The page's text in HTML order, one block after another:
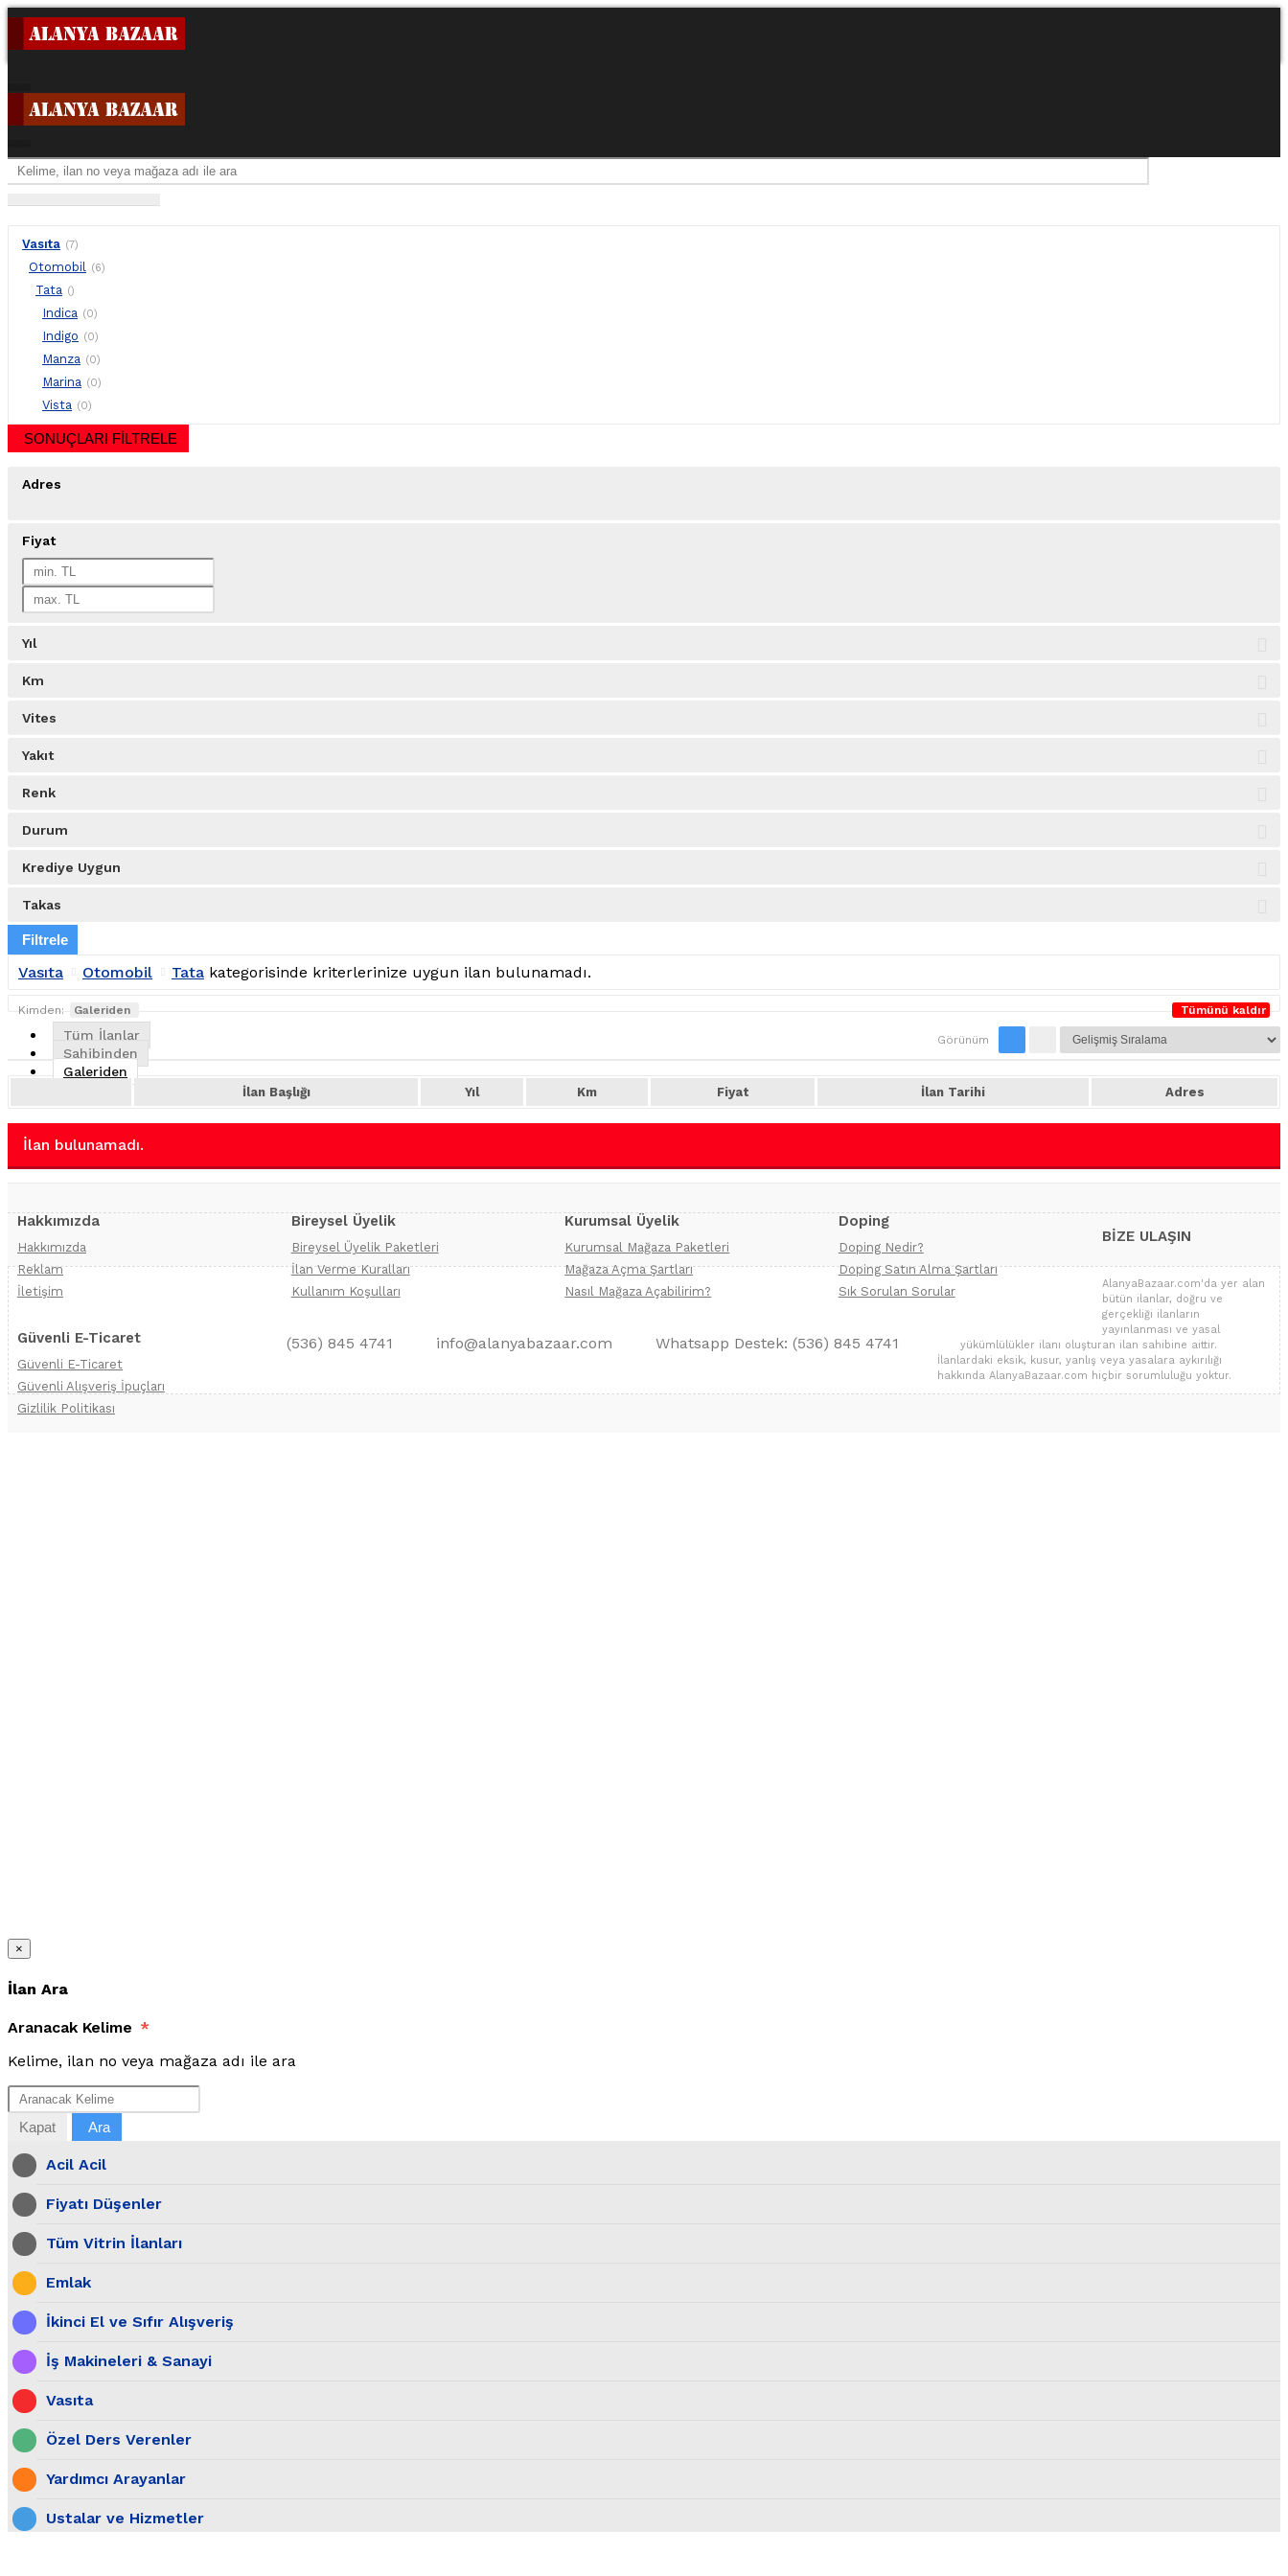
Vasıta (7)
Otomobil (6)
Tata ()
Indica (0)
Indigo (0)
Manza (0)
Marina (0)
Vista (0)
SONUÇLARI FİLTRELE
Adres
Fiyat
Yıl
Km
Vites
Yakıt
Renk
Durum
Krediye Uygun
Takas
Filtrele
Vasıta Otomobil Tata kategorisinde kriterlerinize uygun ilan bulunamadı.
Kimden: Galeriden Tümünü kaldır
Tüm İlanlar
Sahibinden
Galeriden
Görünüm
İlan Başlığı Yıl Km Fiyat İlan Tarihi Adres
İlan bulunamadı.
Hakkımızda
Hakkımızda
Reklam
İletişim
Bireysel Üyelik
Bireysel Üyelik Paketleri
İlan Verme Kuralları
Kullanım Koşulları
Kurumsal Üyelik
Kurumsal Mağaza Paketleri
Mağaza Açma Şartları
Nasıl Mağaza Açabilirim?
Doping
Doping Nedir?
Doping Satın Alma Şartları
Sık Sorulan Sorular
Güvenli E-Ticaret
Güvenli E-Ticaret
Güvenli Alışveriş İpuçları
Gizlilik Politikası
BİZE ULAŞIN
(536) 845 4741 info@alanyabazaar.com Whatsapp Destek: (536) 845 4741
AlanyaBazaar.com'da yer alan
bütün ilanlar, doğru ve
gerçekliği ilanların
yayınlanması ve yasal
yükümlülükler ilanı oluşturan ilan sahibine aittir.
İlanlardaki eksik, kusur, yanlış veya yasalara aykırılığı
hakkında AlanyaBazaar.com hiçbir sorumluluğu yoktur.
×
İlan Ara
Aranacak Kelime *
Kelime, ilan no veya mağaza adı ile ara
Kapat Ara
Acil Acil
Fiyatı Düşenler
Tüm Vitrin İlanları
Emlak
İkinci El ve Sıfır Alışveriş
İş Makineleri & Sanayi
Vasıta
Özel Ders Verenler
Yardımcı Arayanlar
Ustalar ve Hizmetler